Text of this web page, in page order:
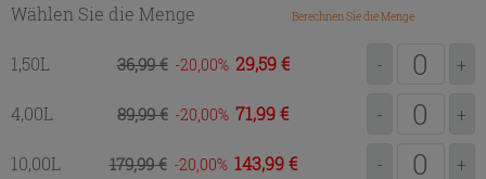
Wählen Sie die Menge Berechnen Sie die Menge
1,50L 36,99 € -20,00 29,59 € - +
4,00L 89,99 € -20,00 71,99 € - +
10,00L 179,99 € -20,00 143,99 € - +